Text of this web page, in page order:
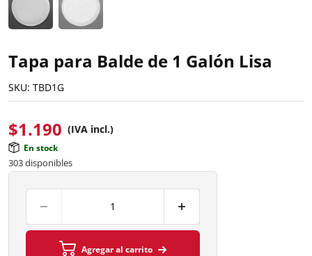
Tapa para Balde de 1 Galón Lisa
SKU: TBD1G
$1.190 (IVA incl.)
En stock
303 disponibles
Agregar al carrito